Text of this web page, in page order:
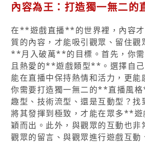
內容為王：打造獨一無二的
在**遊戲直播**的世界裡，內容
質的內容，才能吸引觀眾、留住觀
**月入破萬**的目標。首先，你
且熱愛的**遊戲類型**。選擇自
能在直播中保持熱情和活力，更能
你需要打造獨一無二的**直播風
趣型、技術流型、還是互動型？找
將其發揮到極致，才能在眾多**
穎而出。此外，與觀眾的互動也非
觀眾的留言、與觀眾進行遊戲互動